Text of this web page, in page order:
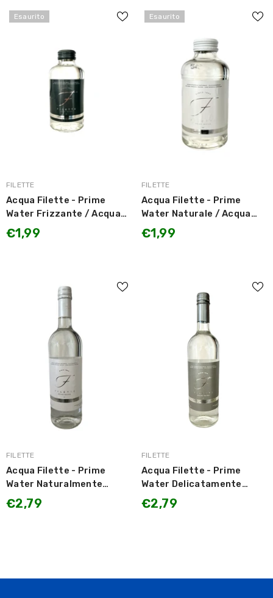
Esaurito
MARCA:
FILETTE
Acqua Filette - Prime
Water Frizzante / Acqua
Minerale Naturale -
Oligominerale 470ml
€1,99
Esaurito
MARCA:
FILETTE
Acqua Filette - Prime
Water Naturale / Acqua
Minerale Naturale -
Oligominerale 470ml
€1,99
MARCA:
FILETTE
Acqua Filette - Prime
Water Naturalmente
Naturale / Acqua Minerale
Naturale - Oligominerale
€2,79
MARCA:
FILETTE
Acqua Filette - Prime
Water Delicatamente
Frizzante / Acqua
Minerale Naturale -
€2,79